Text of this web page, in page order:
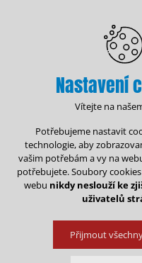
Nastavení
Vítejte na
Potřebujeme nastavit
technologie, aby
vašim potřebám a vy na
potřebujete. Soubory
webu nikdy neslouží ke
uživatelů
Přijmout